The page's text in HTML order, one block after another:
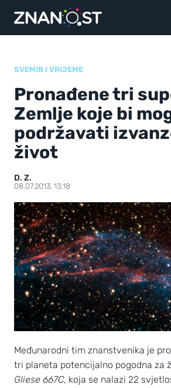
SVEMIR I VRIJEME
Pronađene tri
Zemlje koje bi
podržavati
život
D. Z.
08.07.2013, 13:18
Međunarodni tim znanstvenika je
tri planeta potencijalno pogodna za
Gliese 667C, koja se nalazi 22